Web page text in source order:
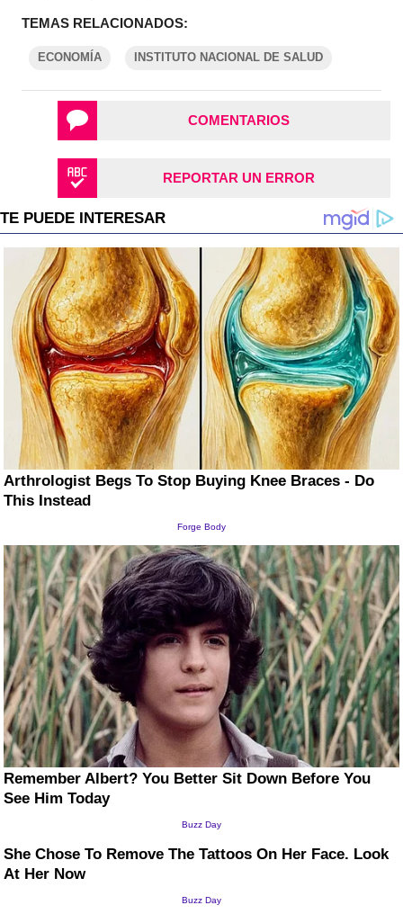
TEMAS RELACIONADOS:
ECONOMÍA INSTITUTO NACIONAL DE SALUD
COMENTARIOS
REPORTAR UN ERROR